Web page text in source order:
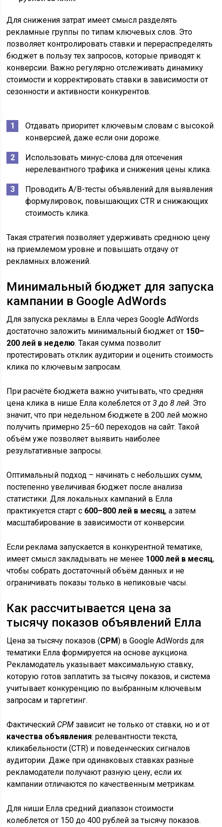
Для снижения затрат имеет смысл разделять
рекламные группы по типам ключевых слов. Это
позволяет контролировать ставки и перераспределять
бюджет в пользу тех запросов, которые приводят к
конверсии. Важно регулярно отслеживать динамику
стоимости и корректировать ставки в зависимости от
сезонности и активности конкурентов.
Отдавать приоритет ключевым словам с высокой
конверсией, даже если они дороже.
Использовать минус-слова для отсечения
нерелевантного трафика и снижения цены клика.
Проводить A/B-тесты объявлений для выявления
формулировок, повышающих CTR и снижающих
стоимость клика.
Такая стратегия позволяет удерживать среднюю цену
на приемлемом уровне и повышать отдачу от
рекламных вложений.
Минимальный бюджет для запуска
кампании в Google AdWords
Для запуска рекламы в Елла через Google AdWords
достаточно заложить минимальный бюджет от 150–
200 лей в неделю. Такая сумма позволит
протестировать отклик аудитории и оценить стоимость
клика по ключевым запросам.
При расчёте бюджета важно учитывать, что средняя
цена клика в нише Елла колеблется от3 до 8 лей. Это
значит, что при недельном бюджете в 200 лей можно
получить примерно 25–60 переходов на сайт. Такой
объём уже позволяет выявить наиболее
результативные запросы.
Оптимальный подход – начинать с небольших сумм,
постепенно увеличивая бюджет после анализа
статистики. Для локальных кампаний в Елла
практикуется старт с 600–800 лей в месяц, а затем
масштабирование в зависимости от конверсии.
Если реклама запускается в конкурентной тематике,
имеет смысл закладывать не менее 1000 лей в месяц,
чтобы собрать достаточный объём данных и не
ограничивать показы только в непиковые часы.
Как рассчитывается цена за
тысячу показов объявлений Елла
Цена за тысячу показов (CPM) в Google AdWords для
тематики Елла формируется на основе аукциона.
Рекламодатель указывает максимальную ставку,
которую готов заплатить за тысячу показов, и система
учитывает конкуренцию по выбранным ключевым
запросам и таргетинг.
Фактический CPM зависит не только от ставки, но и от
качества объявления: релевантности текста,
кликабельности (CTR) и поведенческих сигналов
аудитории. Даже при одинаковых ставках разные
рекламодатели получают разную цену, если их
кампании отличаются по качественным метрикам.
Для ниши Елла средний диапазон стоимости
колеблется от 150 до 400 рублей за тысячу показов.